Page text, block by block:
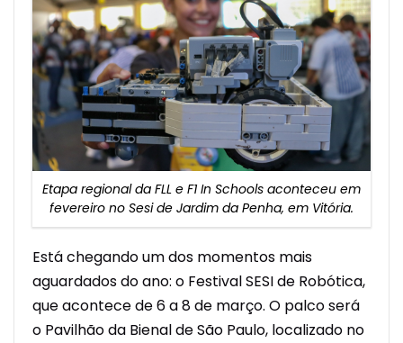
Etapa regional da FLL e F1 In Schools aconteceu em
fevereiro no Sesi de Jardim da Penha, em Vitória.
Está chegando um dos momentos mais
aguardados do ano: o Festival SESI de Robótica,
que acontece de 6 a 8 de março. O palco será
o Pavilhão da Bienal de São Paulo, localizado no